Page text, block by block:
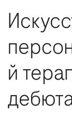
й